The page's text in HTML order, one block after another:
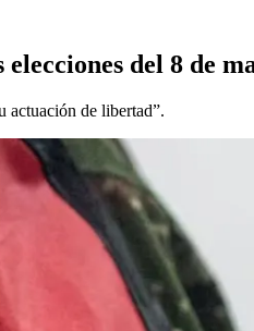
del 8 de
actuación de libertad”.